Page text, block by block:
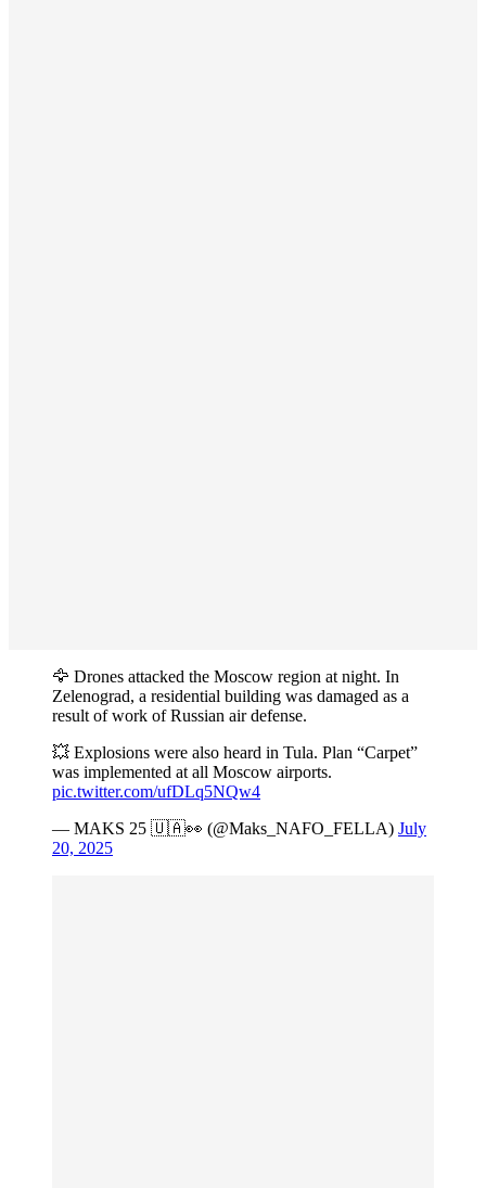
🦅 Drones attacked the Moscow region at night. In
Zelenograd, a residential building was damaged as a
result of work of Russian air defense.
💥 Explosions were also heard in Tula. Plan “Carpet”
was implemented at all Moscow airports.
pic.twitter.com/ufDLq5NQw4
— MAKS 25 🇺🇦👀 (@Maks_NAFO_FELLA) July
20, 2025